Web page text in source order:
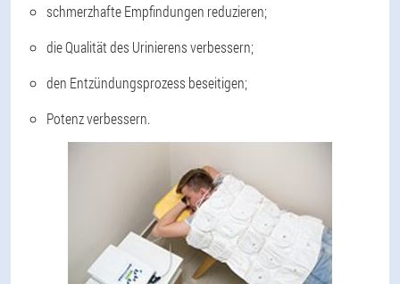
schmerzhafte Empfindungen reduzieren;
die Qualität des Urinierens verbessern;
den Entzündungsprozess beseitigen;
Potenz verbessern.